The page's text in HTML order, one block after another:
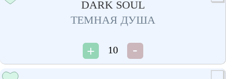
DARK SOUL
ТЕМНАЯ ДУША
10